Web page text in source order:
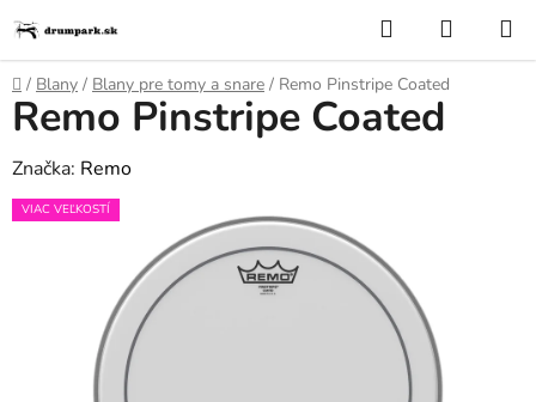
na
obsah
Hľadať
KOŠÍK
Domov
/ Blany / Blany pre tomy a snare / Remo Pinstripe Coated
Remo Pinstripe Coated
Značka: Remo
VIAC VEĽKOSTÍ